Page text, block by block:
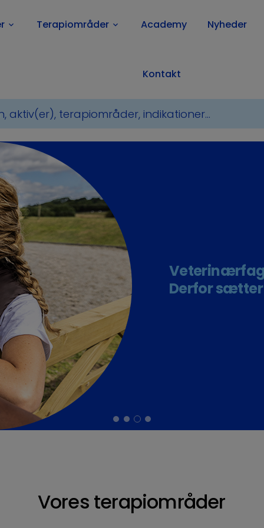
keyboard_arrow_down Terapiområder keyboard_arrow_down Academy Nyheder
Kontakt
Derfor
Vores terapiområder